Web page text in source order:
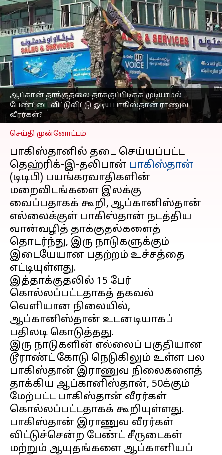
ஆப்கான் தாக்குதலை தாக்குப்பிடிக்க முடியாமல்
பேண்ட்டை விட்டுவிட்டு ஓடிய பாகிஸ்தான் ராணுவ
வீரர்கள்?
ஆப்கான் தாக்குதலை
தாக்குப்பிடிக்க முடியாமல்
பேண்ட்டை விட்டுவிட்டு
ஓடிய பாகிஸ்தான் ராணுவ
வீரர்கள்? வைரலாகும்
காணொளி
எழுதியவர் Sekar Chinnappan Oct 16, 2025 12:21 pm
செய்தி முன்னோட்டம்
பாகிஸ்தானில் தடை செய்யப்பட்ட
தெஹ்ரிக்-இ-தலிபான் பாகிஸ்தான்
(டிடிபி) பயங்கரவாதிகளின்
மறைவிடங்களை இலக்கு
வைப்பதாகக் கூறி, ஆப்கானிஸ்தான்
எல்லைக்குள் பாகிஸ்தான் நடத்திய
வான்வழித் தாக்குதல்களைத்
தொடர்ந்து, இரு நாடுகளுக்கும்
இடையேயான பதற்றம் உச்சத்தை
எட்டியுள்ளது.
இத்தாக்குதலில் 15 பேர்
கொல்லப்பட்டதாகத் தகவல்
வெளியான நிலையில்,
ஆப்கானிஸ்தான் உடனடியாகப்
பதிலடி கொடுத்தது.
இரு நாடுகளின் எல்லைப் பகுதியான
டூராண்ட் கோடு நெடுகிலும் உள்ள பல
பாகிஸ்தான் இராணுவ நிலைகளைத்
தாக்கிய ஆப்கானிஸ்தான், 50க்கும்
மேற்பட்ட பாகிஸ்தான் வீரர்கள்
கொல்லப்பட்டதாகக் கூறியுள்ளது.
பாகிஸ்தான் இராணுவ வீரர்கள்
விட்டுச்சென்ற பேண்ட் சீருடைகள்
மற்றும் ஆயுதங்களை ஆப்கானியப்